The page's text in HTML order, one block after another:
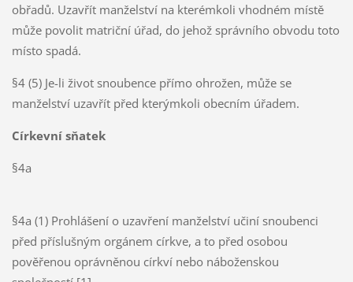
obřadů. Uzavřít manželství na kterémkoli vhodném místě
může povolit matriční úřad, do jehož správního obvodu toto
místo spadá.
§4 (5) Je-li život snoubence přímo ohrožen, může se
manželství uzavřít před kterýmkoli obecním úřadem.
Církevní sňatek
§4a
§4a (1) Prohlášení o uzavření manželství učiní snoubenci
před příslušným orgánem církve, a to před osobou
pověřenou oprávněnou církví nebo náboženskou